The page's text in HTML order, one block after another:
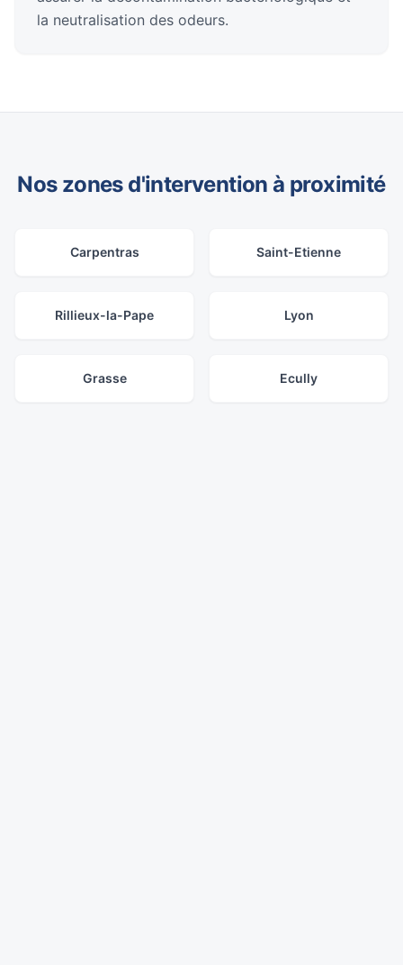
la neutralisation des odeurs.
Nos zones d'intervention à proximité
Carpentras Saint-Etienne
Rillieux-la-Pape Lyon
Grasse Ecully